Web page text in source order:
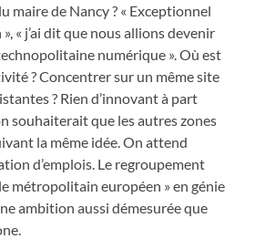
maire de Nancy ? « Exceptionnel
« j’ai dit que nous allions devenir
numérique ». Où est
? Concentrer sur un même site
? Rien d’innovant à part
souhaiterait que les autres zones
la même idée. On attend
d’emplois. Le regroupement
métropolitain européen » en génie
ambition aussi démesurée que